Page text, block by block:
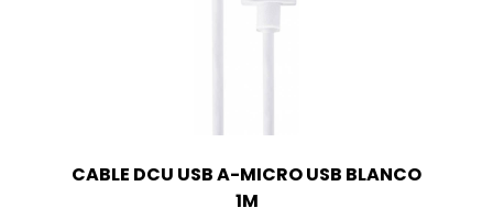
CABLE DCU USB A-MICRO USB BLANCO
1M